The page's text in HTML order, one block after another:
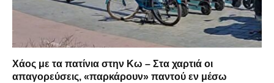
Χάος με τα πατίνια στην Κω – Στα χαρτιά οι
απαγορεύσεις, «παρκάρουν» παντού εν μέσω